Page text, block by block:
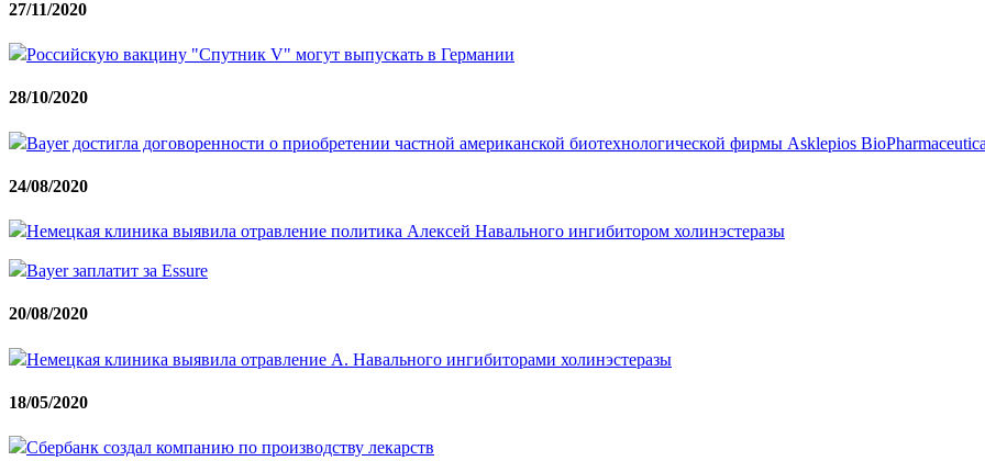
27/11/2020
Российскую вакцину "Спутник V" могут выпускать в Германии
28/10/2020
Bayer достигла договоренности о приобретении частной американской биотехнологической фирмы Asklepios
24/08/2020
Немецкая клиника выявила отравление политика Алексей Навального ингибитором холинэстеразы
Bayer заплатит за Essure
20/08/2020
Немецкая клиника выявила отравление А. Навального ингибиторами холинэстеразы
18/05/2020
Сбербанк создал компанию по производству лекарств